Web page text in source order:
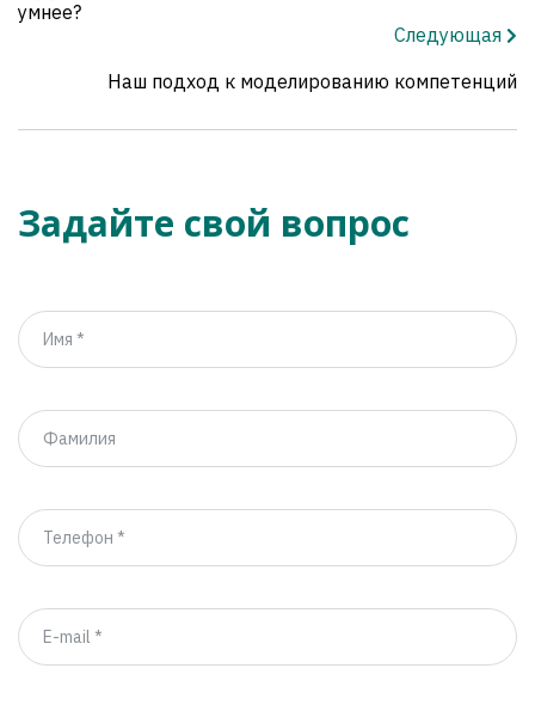
умнее?
Следующая
Наш подход к моделированию компетенций
Задайте свой вопрос